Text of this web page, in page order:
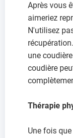
Après vous
aimeriez
N'utilisez
une
coudière
Thérapie
Une fois